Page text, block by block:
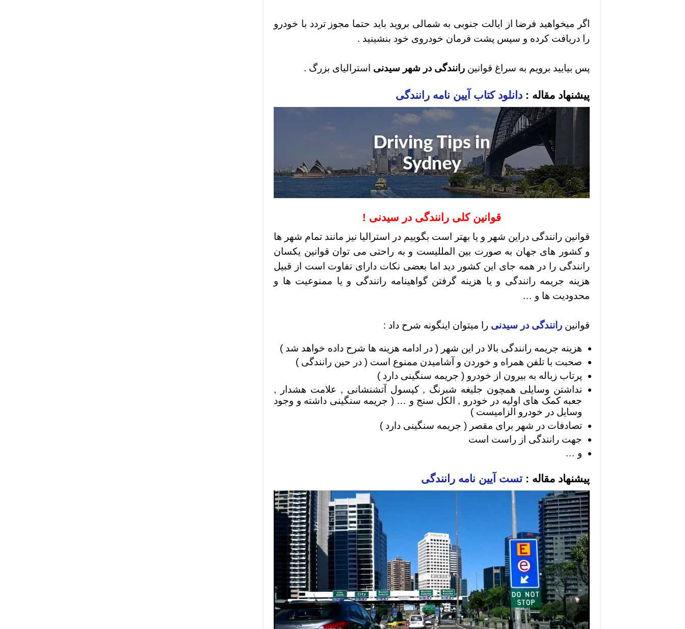
اگر میخواهید فرضا از ایالت جنوبی به شمالی بروید باید حتما مجوز تردد با خودرو
را دریافت کرده و سپس پشت فرمان خودروی خود بنشینید .
پس بیایید برویم به سراغ قوانین رانندگی در شهر سیدنی استرالیای بزرگ .
پیشنهاد مقاله : دانلود کتاب آیین نامه رانندگی
قوانین کلی رانندگی در سیدنی !
قوانین رانندگی دراین شهر و یا بهتر است بگوییم در استرالیا نیز مانند تمام شهر ها
و کشور های جهان به صورت بین المللیست و به راحتی می توان قوانین یکسان
رانندگی را در همه جای این کشور دید اما بعضی نکات دارای تفاوت است از قبیل
هزینه جریمه رانندگی و یا هزینه گرفتن گواهینامه رانندگی و یا ممنوعیت ها و
محدودیت ها و …
قوانین رانندگی در سیدنی را میتوان اینگونه شرح داد :
هزینه جریمه رانندگی بالا در این شهر ( در ادامه هزینه ها شرح داده خواهد شد )
صحبت با تلفن همراه و خوردن و آشامیدن ممنوع است ( در حین رانندگی )
پرتاب زباله به بیرون از خودرو ( جریمه سنگینی دارد )
نداشتن وسایلی همچون جلیغه شبرنگ , کپسول آتشنشانی , علامت هشدار ,
جعبه کمک های اولیه در خودرو , الکل سنج و … ( جریمه سنگینی داشته و وجود
وسایل در خودرو الزامیست )
تصادفات در شهر برای مقصر ( جریمه سنگینی دارد )
جهت رانندگی از راست است
و …
پیشنهاد مقاله : تست آیین نامه رانندگی